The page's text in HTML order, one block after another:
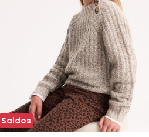
Saldos